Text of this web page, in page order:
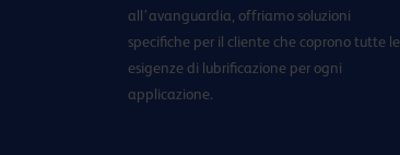
all’avanguardia, offriamo soluzioni
specifiche per il cliente che coprono tutte le
esigenze di lubrificazione per ogni
applicazione.